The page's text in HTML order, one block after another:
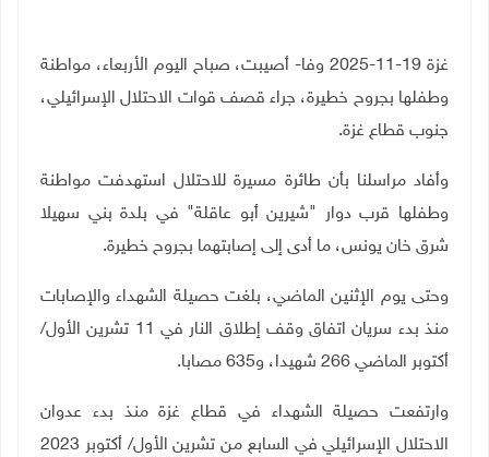
غزة 19-11-2025 وفا- أصيبت، صباح اليوم الأربعاء، مواطنة
وطفلها بجروح خطيرة، جراء قصف قوات الاحتلال الإسرائيلي،
جنوب قطاع غزة.
وأفاد مراسلنا بأن طائرة مسيرة للاحتلال استهدفت مواطنة
وطفلها قرب دوار "شيرين أبو عاقلة" في بلدة بني سهيلا
شرق خان يونس، ما أدى إلى إصابتهما بجروح خطيرة.
وحتى يوم الإثنين الماضي، بلغت حصيلة الشهداء والإصابات
منذ بدء سريان اتفاق وقف إطلاق النار في 11 تشرين الأول/
أكتوبر الماضي 266 شهيدا، و635 مصابا.
وارتفعت حصيلة الشهداء في قطاع غزة منذ بدء عدوان
الاحتلال الإسرائيلي في السابع من تشرين الأول/ أكتوبر 2023